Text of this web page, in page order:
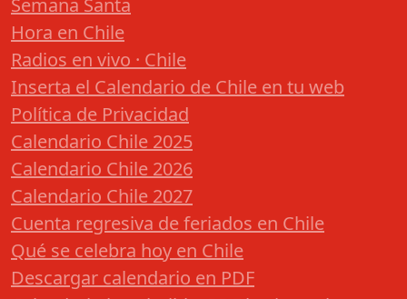
Semana Santa
Hora en Chile
Radios en vivo · Chile
Inserta el Calendario de Chile en tu web
Política de Privacidad
Calendario Chile 2025
Calendario Chile 2026
Calendario Chile 2027
Cuenta regresiva de feriados en Chile
Qué se celebra hoy en Chile
Descargar calendario en PDF